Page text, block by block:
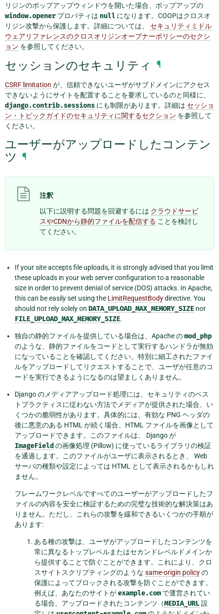
リジンのポップアップウィンドウを開いた場合、ポップアップの
window.opener プロパティは null になります。COOPはクロスオ
リジン攻撃から保護します。詳細については、 セキュリティミドル
ウェアリファレンスのクロスオリジンオープナーポリシーのセクシ
ョン を参照してください。
セッションのセキュリティ ¶
CSRF limitation が、信頼できないユーザがサブドメインにアクセス
できないようにサイトを配置することを要求しているのと同様に、
django.contrib.sessions にも制限があります。詳細は セッショ
ン・トピックガイドのセキュリティに関するセクション を参照して
ください。
ユーザーがアップロードしたコンテン
ツ ¶
注釈
以下に説明する問題を回避するには クラウドサービ
スやCDNから静的ファイルを配信する ことを検討し
てください。
If your site accepts file uploads, it is strongly advised that you limit
these uploads in your web server configuration to a reasonable
size in order to prevent denial of service (DOS) attacks. In Apache,
this can be easily set using the LimitRequestBodydirective. You
should not rely solely on DATA_UPLOAD_MAX_MEMORY_SIZE nor
FILE_UPLOAD_MAX_MEMORY_SIZE.
独自の静的ファイルを提供している場合は、Apache のmod_php
のような、静的ファイルをコードとして実行するハンドラが無効
になっていることを確認してください。特別に細工されたファイ
ルをアップロードしてリクエストすることで、ユーザが任意のコ
ードを実行できるようになるのは望ましくありません。
Django のメディアアップロード処理には、セキュリティのベス
トプラクティスに従わない方法でメディアが提供された場合、い
くつかの脆弱性があります。具体的には、有効な PNG ヘッダの
後に悪意のある HTML が続く場合、HTML ファイルを画像として
アップロードできます。このファイルは、 Django が
ImageField の画像処理 (Pillow) に使っているライブラリの検証
を通過します。このファイルがユーザに表示されるとき、 Web
サーバの種類や設定によっては HTML として表示されるかもしれ
ません。
フレームワークレベルですべてのユーザーがアップロードしたフ
ァイルの内容を安全に検証するための完璧な技術的な解決策はあ
りません。ただし、これらの攻撃を緩和できるいくつかの手順が
あります:
ある種の攻撃は、ユーザがアップロードしたコンテンツを
常に異なるトップレベルまたはセカンドレベルドメインか
ら提供することで防ぐことができます。これにより、クロ
スサイトスクリプティングのような same-origin policyの
保護によってブロックされる攻撃を防ぐことができます。
例えば、あなたのサイトがexample.com で運営されてい
る場合、アップロードされたコンテンツ（MEDIA_URL設